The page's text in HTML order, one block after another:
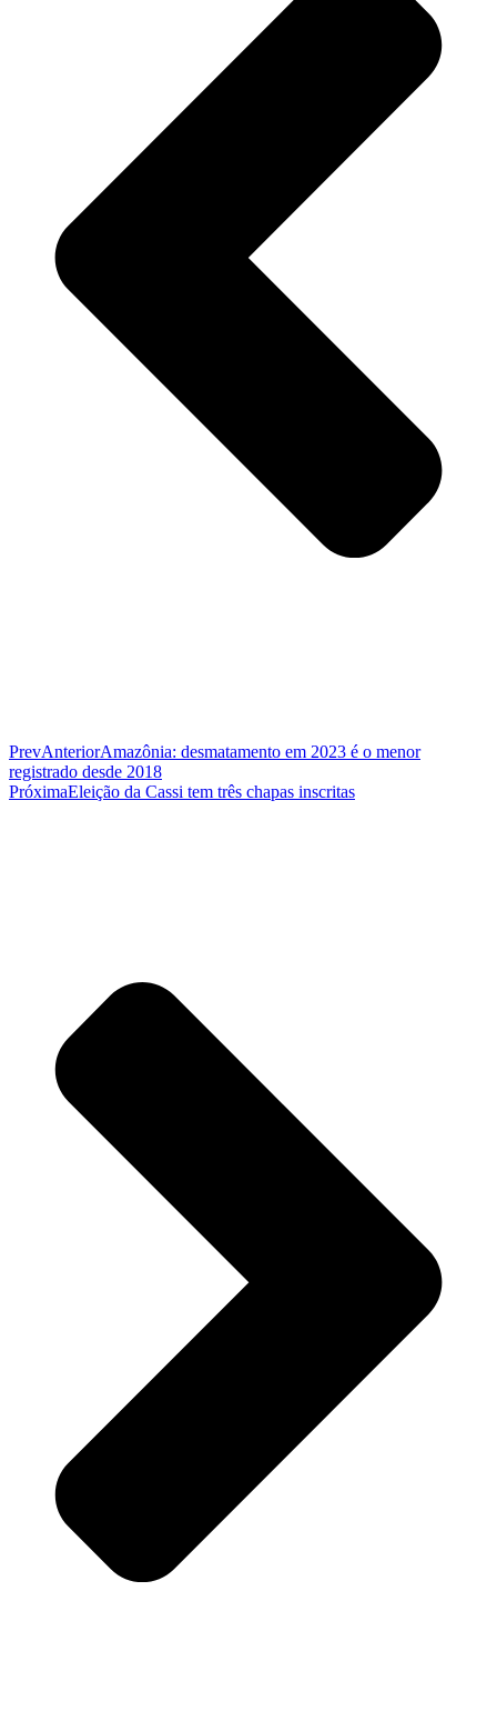
PrevAnteriorAmazônia: desmatamento em 2023 é o menor
registrado desde 2018
PróximaEleição da Cassi tem três chapas inscritas